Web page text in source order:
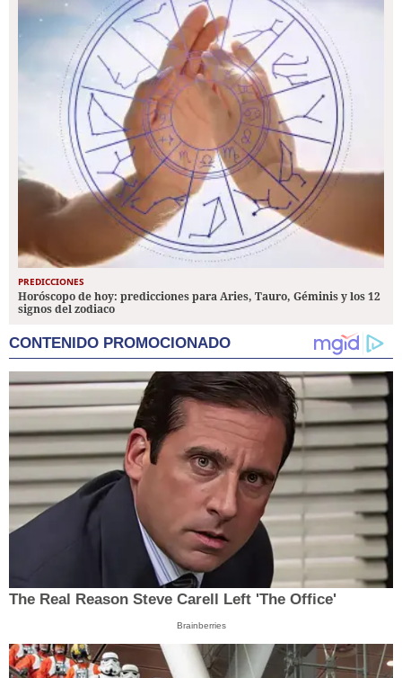
PREDICCIONES
Horóscopo de hoy: predicciones para Aries, Tauro, Géminis y los 12
signos del zodiaco
CONTENIDO PROMOCIONADO
The Real Reason Steve Carell Left 'The Office'
Brainberries